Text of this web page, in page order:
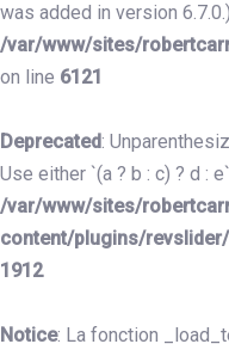
was added in version
/var/www/sites/
on line 6121
Deprecated:
Use either `(a ? b : c) ? d :
/var/www/sites/
content/plugins/
1912
Notice: La fonction